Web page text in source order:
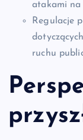
atakami na
Regulacje
ruchu